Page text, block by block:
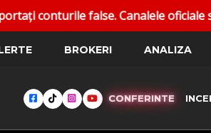
Canalele oficiale sunt doar cele
BROKERI ANALIZA
CONFERINTE